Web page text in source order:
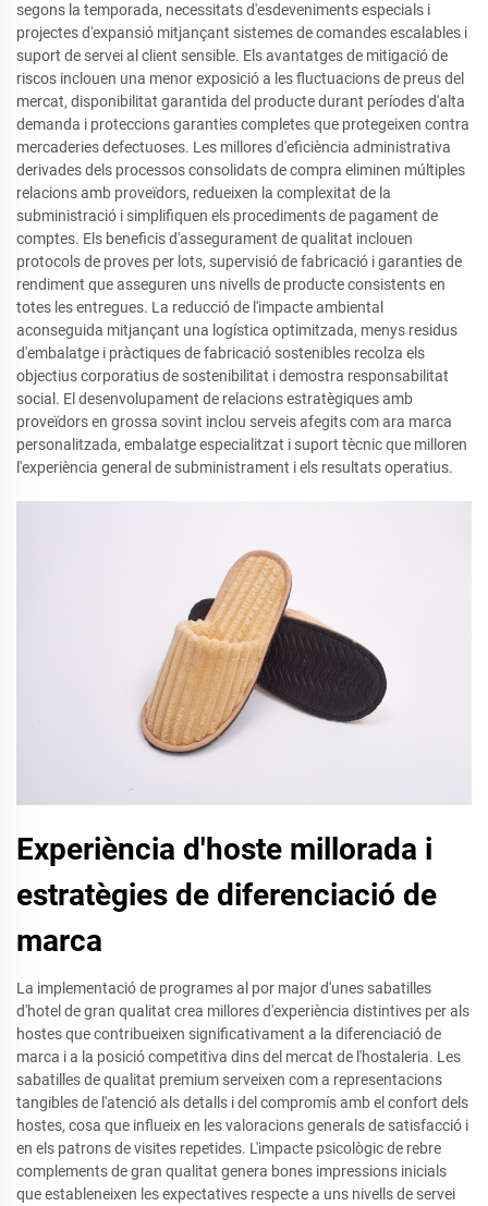
segons la temporada, necessitats d'esdeveniments especials i
projectes d'expansió mitjançant sistemes de comandes escalables i
suport de servei al client sensible. Els avantatges de mitigació de
riscos inclouen una menor exposició a les fluctuacions de preus del
mercat, disponibilitat garantida del producte durant períodes d'alta
demanda i proteccions garanties completes que protegeixen contra
mercaderies defectuoses. Les millores d'eficiència administrativa
derivades dels processos consolidats de compra eliminen múltiples
relacions amb proveïdors, redueixen la complexitat de la
subministració i simplifiquen els procediments de pagament de
comptes. Els beneficis d'assegurament de qualitat inclouen
protocols de proves per lots, supervisió de fabricació i garanties de
rendiment que asseguren uns nivells de producte consistents en
totes les entregues. La reducció de l'impacte ambiental
aconseguida mitjançant una logística optimitzada, menys residus
d'embalatge i pràctiques de fabricació sostenibles recolza els
objectius corporatius de sostenibilitat i demostra responsabilitat
social. El desenvolupament de relacions estratègiques amb
proveïdors en grossa sovint inclou serveis afegits com ara marca
personalitzada, embalatge especialitzat i suport tècnic que milloren
l'experiència general de subministrament i els resultats operatius.
Experiència d'hoste millorada i
estratègies de diferenciació de
marca
La implementació de programes al por major d'unes sabatilles
d'hotel de gran qualitat crea millores d'experiència distintives per als
hostes que contribueixen significativament a la diferenciació de
marca i a la posició competitiva dins del mercat de l'hostaleria. Les
sabatilles de qualitat premium serveixen com a representacions
tangibles de l'atenció als detalls i del compromís amb el confort dels
hostes, cosa que influeix en les valoracions generals de satisfacció i
en els patrons de visites repetides. L'impacte psicològic de rebre
complements de gran qualitat genera bones impressions inicials
que estableneixen les expectatives respecte a uns nivells de servei